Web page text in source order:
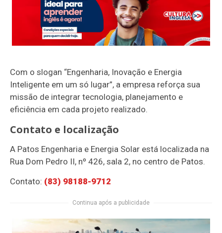
Com o slogan “Engenharia, Inovação e Energia
Inteligente em um só lugar”, a empresa reforça sua
missão de integrar tecnologia, planejamento e
eficiência em cada projeto realizado.
Contato e localização
A Patos Engenharia e Energia Solar está localizada na
Rua Dom Pedro II, nº 426, sala 2, no centro de Patos.
Contato: (83) 98188-9712
Continua após a publicidade